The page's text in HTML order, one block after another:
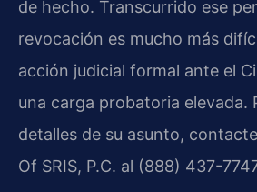
de hecho. Transcurrido ese
revocación es mucho más
acción judicial formal ante el
una carga probatoria elevada.
detalles de su asunto,
Of SRIS, P.C. al (888) 437-